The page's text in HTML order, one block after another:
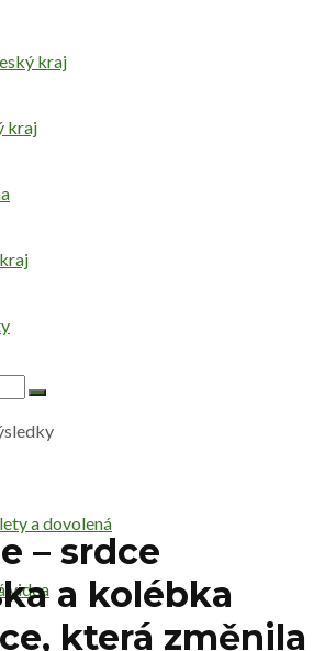
kraj
kraj
a dovolená
videa
– srdce
a kolébka
která změnila